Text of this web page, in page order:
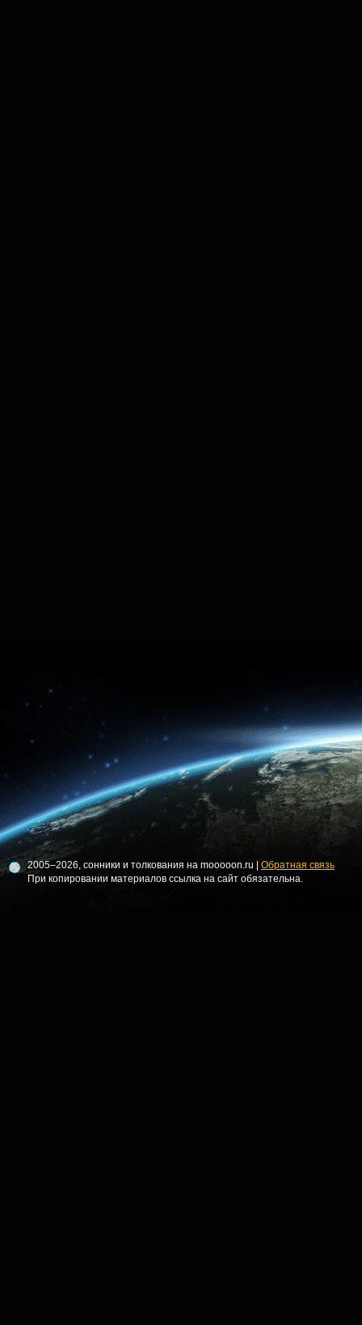
2005–2026, сонники и толкования на mooooon.ru | Обратная связь
При копировании материалов ссылка на сайт обязательна.